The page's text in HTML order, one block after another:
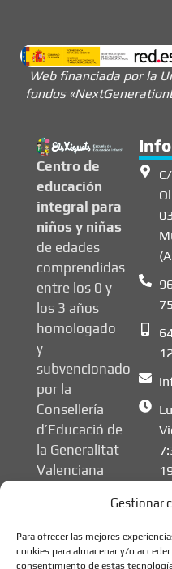
Gestionar
Para ofrecer las mejores
cookies para almacenar y/o
consentimiento de estas
Web financiada por la
fondos
Centro de
educación
integral para
niños y niñas
de edades
comprendidas
entre los 0 y
los 3 años
homologado
y
subvencionado
por la
Consellería
d’Educació de
la Generalitat
Valenciana
12